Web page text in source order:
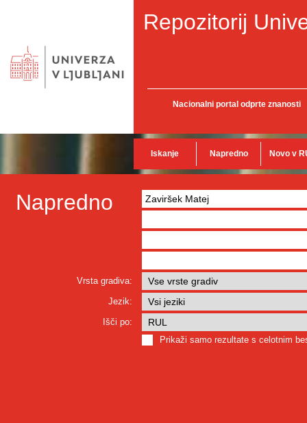
Repozitorij
Nacionalni portal odprte znanosti
Iskanje Napredno Novo v
Napredno
Vrsta gradiva:
Jezik:
Išči po:
Prikaži samo rezultate s celotnim